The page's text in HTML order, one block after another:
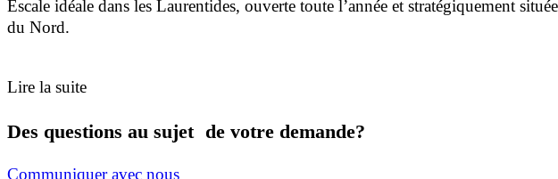
Escale idéale dans les Laurentides, ouverte toute l’année et stratégiquement
du Nord.
Lire la suite
Des questions au sujet de votre demande?
Communiquer avec nous